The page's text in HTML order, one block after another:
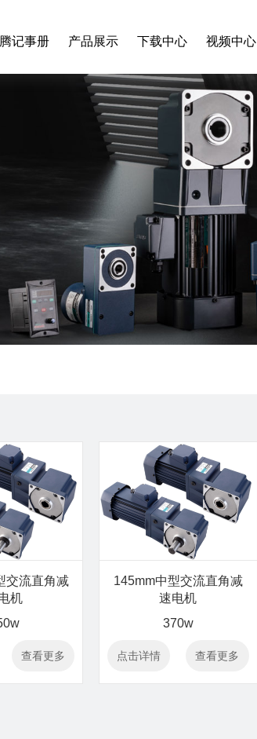
记事册 产品展示 下载中心 视频中心
交流直角减
机
查看更多
145mm中型交流直角减
速电机
370w
点击详情 查看更多